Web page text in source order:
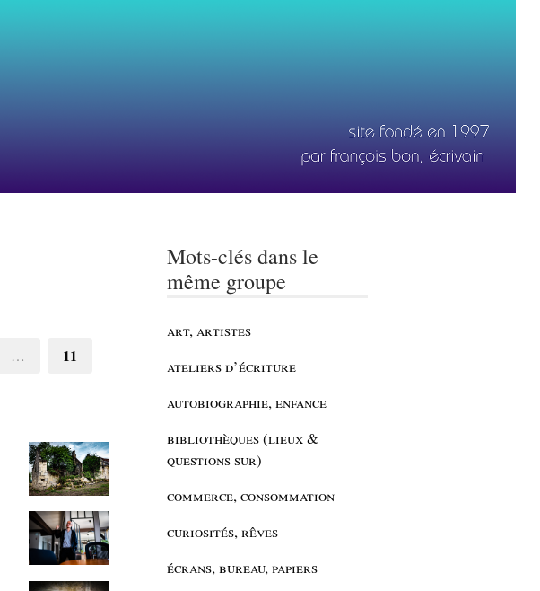
… 11
Mots-clés dans le
même groupe
art, artistes
ateliers d’écriture
autobiographie, enfance
bibliothèques (lieux &
questions sur)
commerce, consommation
curiosités, rêves
écrans, bureau, papiers